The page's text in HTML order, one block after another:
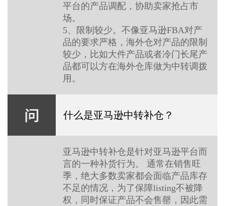
平台的产品调配，协助卖家抢占市
场。
5、限制较少。不像亚马逊FBA对产
品的要求严格，海外仓对产品的限制
较少，比如大件产品或者冷门长尾产
品都可以方在海外仓库做为中转调拨
用。
什么是亚马逊中转补仓？
亚马逊中转补仓是针对亚马逊平台而
言的一种补货行为。 通常在销售旺
季，绝大多数卖家都会面临产品库存
不足的情况，为了保障listing不被降
权，同时保证产品不会售罄，因此需